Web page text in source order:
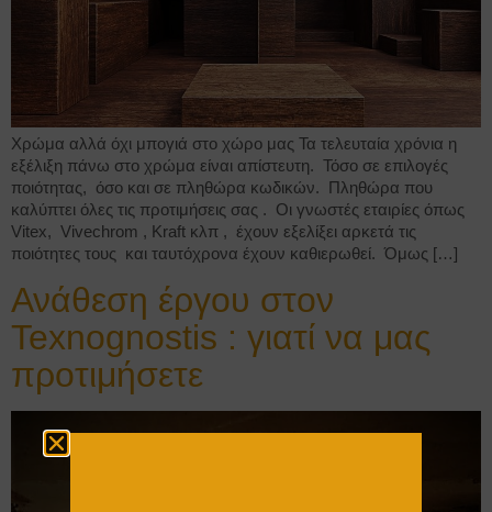
Χρώμα αλλά όχι μπογιά στο χώρο μας Τα τελευταία χρόνια η
εξέλιξη πάνω στο χρώμα είναι απίστευτη. Τόσο σε επιλογές
ποιότητας, όσο και σε πληθώρα κωδικών. Πληθώρα που
καλύπτει όλες τις προτιμήσεις σας . Οι γνωστές εταιρίες όπως
Vitex, Vivechrom , Kraft κλπ , έχουν εξελίξει αρκετά τις
ποιότητες τους και ταυτόχρονα έχουν καθιερωθεί. Όμως […]
Ανάθεση έργου στον
Texnognostis : γιατί να μας
προτιμήσετε